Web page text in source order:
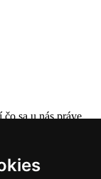
sa u nás práve
osobných